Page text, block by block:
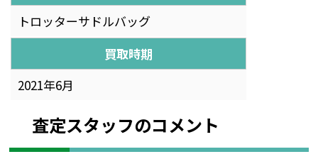
トロッターサドルバッグ
買取時期
2021年6月
査定スタッフのコメント